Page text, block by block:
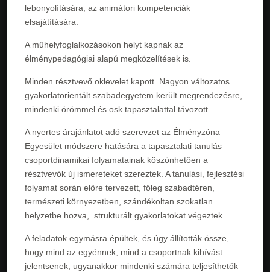
lebonyolítására, az animátori kompetenciák
elsajátítására.
A műhelyfoglalkozásokon helyt kapnak az
élménypedagógiai alapú megközelítések is.
Minden résztvevő oklevelet kapott. Nagyon változatos
gyakorlatorientált szabadegyetem került megrendezésre,
mindenki örömmel és osk tapasztalattal távozott.
A nyertes árajánlatot adó szerevzet az Élményzóna
Egyesület módszere hatására a tapasztalati tanulás
csoportdinamikai folyamatainak köszönhetően a
résztvevők új ismereteket szereztek. A tanulási, fejlesztési
folyamat során előre tervezett, főleg szabadtéren,
természeti környezetben, szándékoltan szokatlan
helyzetbe hozva, strukturált gyakorlatokat végeztek.
A feladatok egymásra épültek, és úgy állították össze,
hogy mind az egyénnek, mind a csoportnak kihívást
jelentsenek, ugyanakkor mindenki számára teljesíthetők